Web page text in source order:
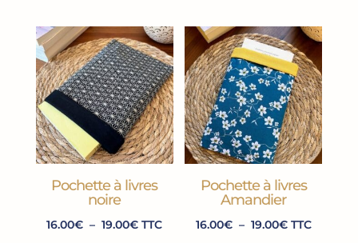
prix :
16.00€
à
19.00€
prix :
16.00€
à
19.00€
Pochette à livres
noire
16.00€ – 19.00€Plage
TTC
Pochette à livres
Amandier
16.00€ – 19.00€Plage
TTC